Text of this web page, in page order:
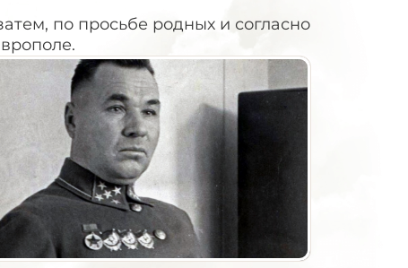
по просьбе родных и согласно